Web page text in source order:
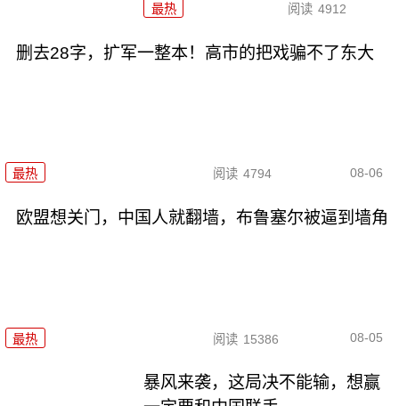
最热 阅读 4912
删去28字，扩军一整本！高市的把戏骗不了东大
最热 阅读 4794 08-06
欧盟想关门，中国人就翻墙，布鲁塞尔被逼到墙角
最热 阅读 15386 08-05
暴风来袭，这局决不能输，想赢